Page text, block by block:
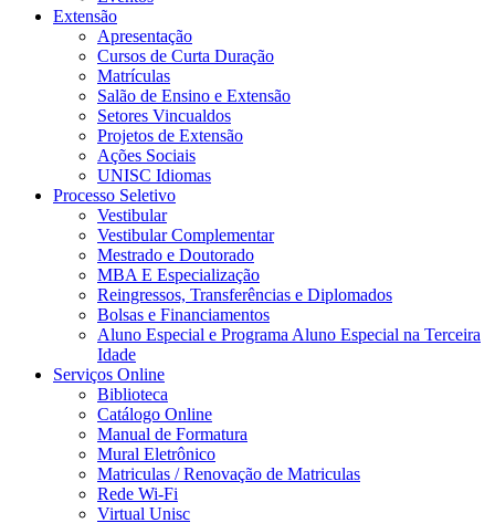
Extensão
Apresentação
Cursos de Curta Duração
Matrículas
Salão de Ensino e Extensão
Setores Vincualdos
Projetos de Extensão
Ações Sociais
UNISC Idiomas
Processo Seletivo
Vestibular
Vestibular Complementar
Mestrado e Doutorado
MBA E Especialização
Reingressos, Transferências e Diplomados
Bolsas e Financiamentos
Aluno Especial e Programa Aluno Especial na Terceira
Idade
Serviços Online
Biblioteca
Catálogo Online
Manual de Formatura
Mural Eletrônico
Matriculas / Renovação de Matriculas
Rede Wi-Fi
Virtual Unisc